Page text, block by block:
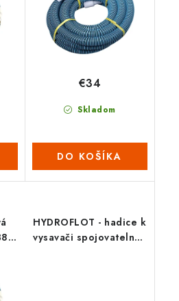
Skladom
€34
DO KOŠÍKA
/
HYDROFLOT - hadice k
vysavači spojovatelná -